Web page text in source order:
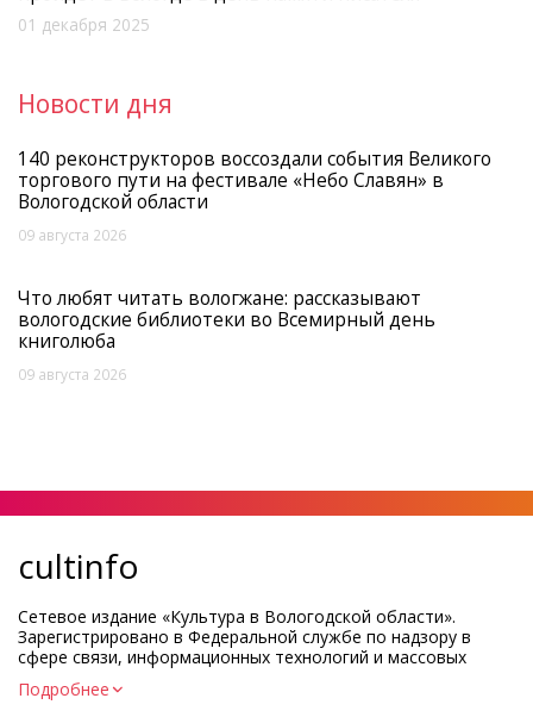
01 декабря 2025
Новости дня
140 реконструкторов воссоздали события Великого
торгового пути на фестивале «Небо Славян» в
Вологодской области
09 августа 2026
Что любят читать вологжане: рассказывают
вологодские библиотеки во Всемирный день
книголюба
09 августа 2026
cultinfo
Сетевое издание «Культура в Вологодской области».
Зарегистрировано в Федеральной службе по надзору в
сфере связи, информационных технологий и массовых
коммуникаций.
Регистрационный номер и дата принятия решения о
Подробнее